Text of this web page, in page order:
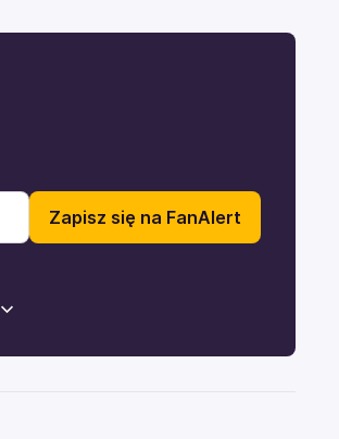
Zapisz się na FanAlert